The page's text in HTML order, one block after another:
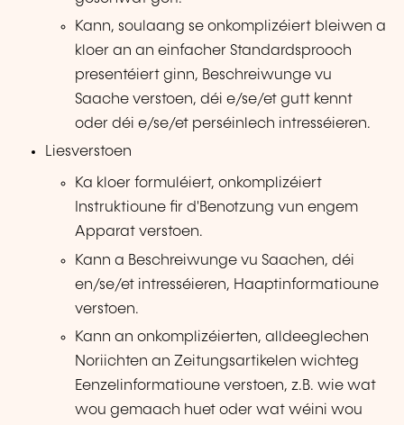
Kann, soulaang se onkomplizéiert bleiwen a
kloer an an einfacher Standardsprooch
presentéiert ginn, Beschreiwunge vu
Saache verstoen, déi e/se/et gutt kennt
oder déi e/se/et perséinlech intresséieren.
Liesverstoen
Ka kloer formuléiert, onkomplizéiert
Instruktioune fir d'Benotzung vun engem
Apparat verstoen.
Kann a Beschreiwunge vu Saachen, déi
en/se/et intresséieren, Haaptinformatioune
verstoen.
Kann an onkomplizéierten, alldeeglechen
Noriichten an Zeitungsartikelen wichteg
Eenzelinformatioune verstoen, z.B. wie wat
wou gemaach huet oder wat wéini wou